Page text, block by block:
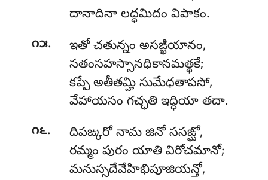
దానాదినా లద్ధమిదం విపాకం.
౧౫.
ఇతో చతున్నం అసఙ్ఖియానం,
సతంసహస్సానధికానమత్థకే;
కప్పే అతీతమ్హి సుమేధతాపసో,
వేహాయసం గచ్ఛతి ఇద్ధియా తదా.
౧౬.
దిపఙ్కరో నామ జినో ససఙ్ఘో,
రమ్మం పురం యాతి విరోచమానో;
మనుస్సదేవేహిభిపూజియన్తో,